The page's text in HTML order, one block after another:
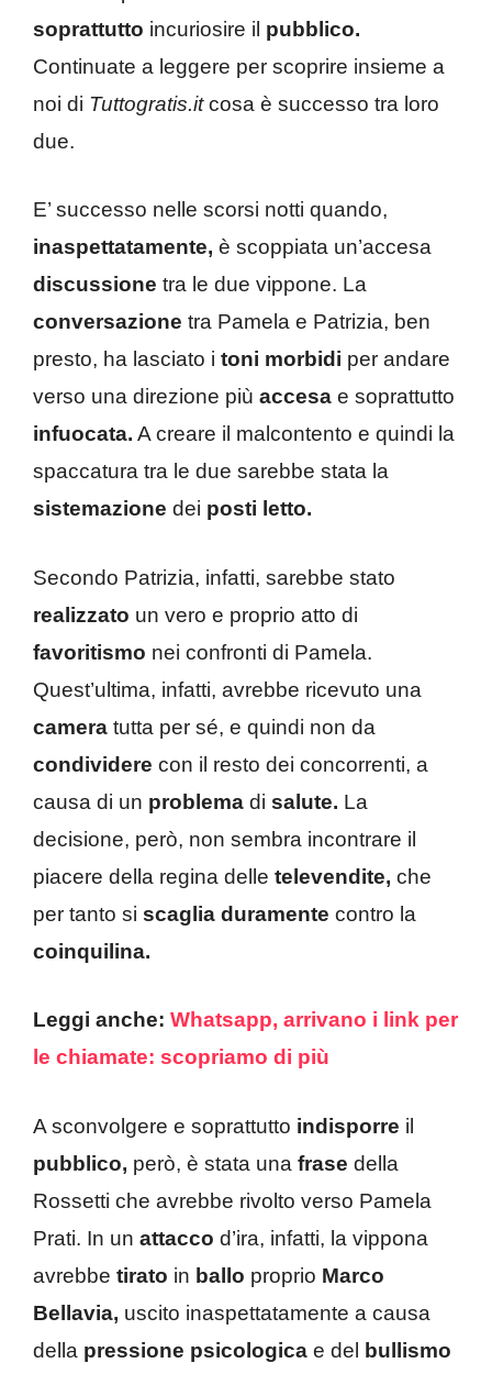
soprattutto incuriosire il pubblico.
Continuate a leggere per scoprire insieme a
noi di Tuttogratis.itcosa è successo tra loro
due.
E’ successo nelle scorsi notti quando,
inaspettatamente, è scoppiata un’accesa
discussione tra le due vippone. La
conversazione tra Pamela e Patrizia, ben
presto, ha lasciato i toni morbidi per andare
verso una direzione più accesa e soprattutto
infuocata. A creare il malcontento e quindi la
spaccatura tra le due sarebbe stata la
sistemazione dei posti letto.
Secondo Patrizia, infatti, sarebbe stato
realizzato un vero e proprio atto di
favoritismo nei confronti di Pamela.
Quest’ultima, infatti, avrebbe ricevuto una
camera tutta per sé, e quindi non da
condividere con il resto dei concorrenti, a
causa di un problema di salute. La
decisione, però, non sembra incontrare il
piacere della regina delle televendite, che
per tanto si scaglia duramente contro la
coinquilina.
Leggi anche: Whatsapp, arrivano i link per
le chiamate: scopriamo di più
A sconvolgere e soprattutto indisporre il
pubblico, però, è stata una frase della
Rossetti che avrebbe rivolto verso Pamela
Prati. In un attacco d’ira, infatti, la vippona
avrebbe tirato in ballo proprio Marco
Bellavia, uscito inaspettatamente a causa
della pressione psicologica e del bullismo